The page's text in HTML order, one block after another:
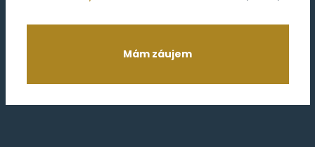
Mám záujem